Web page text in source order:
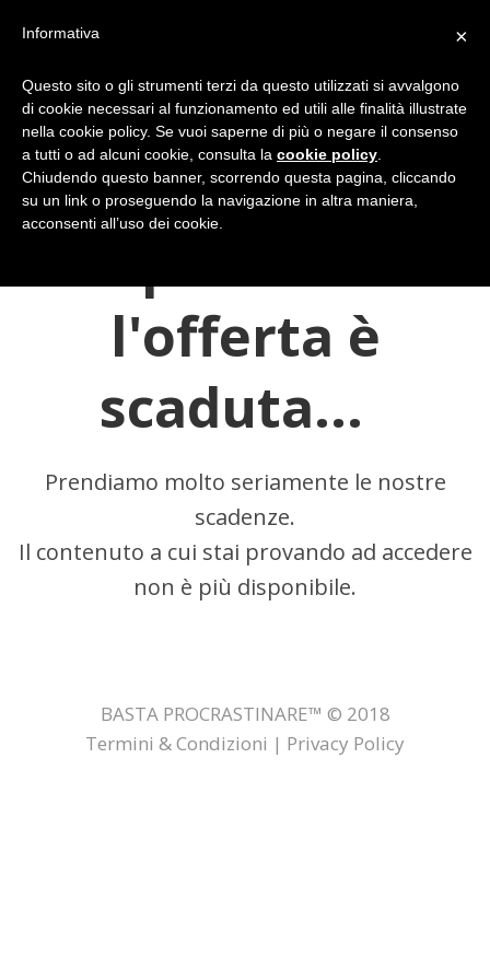
l'offerta è
scaduta...
Prendiamo molto seriamente le nostre
scadenze.
Il contenuto a cui stai provando ad accedere
non è più disponibile.
BASTA PROCRASTINARE™ © 2018
Termini & Condizioni | Privacy Policy
×
Informativa
Questo sito o gli strumenti terzi da questo utilizzati si avvalgono
di cookie necessari al funzionamento ed utili alle finalità illustrate
nella cookie policy. Se vuoi saperne di più o negare il consenso
a tutti o ad alcuni cookie, consulta la cookie policy
Chiudendo questo banner, scorrendo questa pagina, cliccando
su un link o proseguendo la navigazione in altra maniera,
acconsenti all’uso dei cookie.